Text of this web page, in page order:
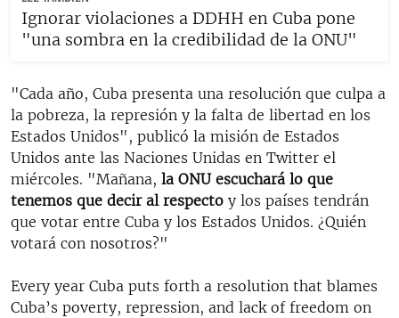
Ignorar violaciones a DDHH en Cuba pone
"una sombra en la credibilidad de la ONU"
"Cada año, Cuba presenta una resolución que culpa a
la pobreza, la represión y la falta de libertad en los
Estados Unidos", publicó la misión de Estados
Unidos ante las Naciones Unidas en Twitter el
miércoles. "Mañana, la ONU escuchará lo que
tenemos que decir al respecto y los países tendrán
que votar entre Cuba y los Estados Unidos. ¿Quién
votará con nosotros?"
Every year Cuba puts forth a resolution that blames
Cuba’s poverty, repression, and lack of freedom on